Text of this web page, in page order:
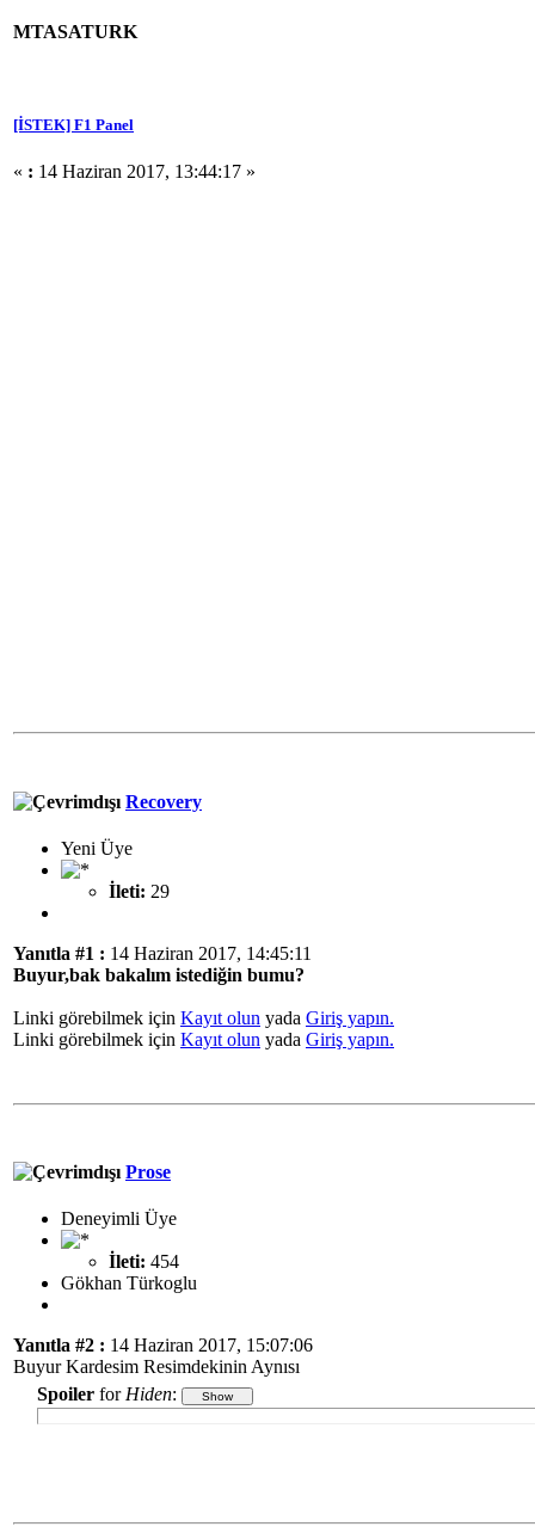
MTASATURK
[İSTEK] F1 Panel
« : 14 Haziran 2017, 13:44:17 »
Recovery
Yeni Üye
İleti: 29
Yanıtla #1 : 14 Haziran 2017, 14:45:11
Buyur,bak bakalım istediğin bumu?
Linki görebilmek için Kayıt olun yada Giriş yapın.
Linki görebilmek için Kayıt olun yada Giriş yapın.
Prose
Deneyimli Üye
İleti: 454
Gökhan Türkoglu
Yanıtla #2 : 14 Haziran 2017, 15:07:06
Buyur Kardesim Resimdekinin Aynısı
Spoiler forHiden: